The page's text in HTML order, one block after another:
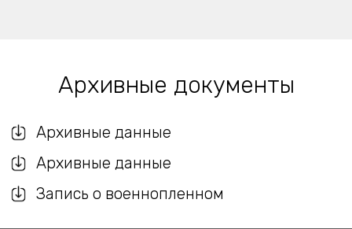
Архивные документы
Архивные данные
Архивные данные
Запись о военнопленном